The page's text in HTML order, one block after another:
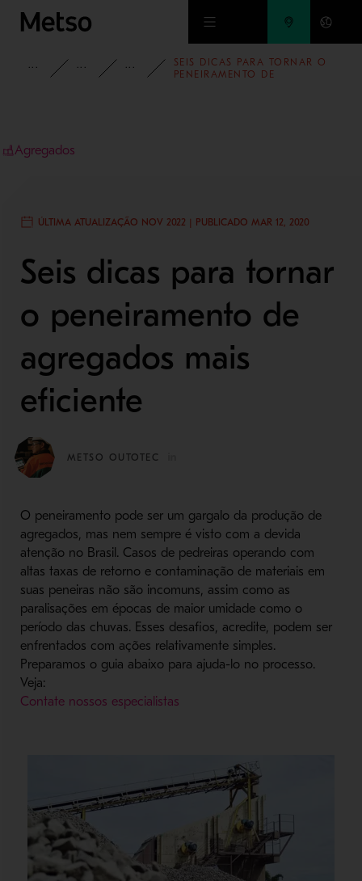
Ir para o conteúdo principal
INSIGHTSBLOG BLOG - AGREGADOS
SEIS DICAS PARA TORNAR O
PENEIRAMENTO DE
Agregados
ÚLTIMA ATUALIZAÇÃO NOV 2022 | PUBLICADO MAR 12, 2020
Seis dicas para tornar
o peneiramento de
agregados mais
eficiente
METSO OUTOTEC
O peneiramento pode ser um gargalo da produção de
agregados, mas nem sempre é visto com a devida
atenção no Brasil. Casos de pedreiras operando com
altas taxas de retorno e contaminação de materiais em
suas peneiras não são incomuns, assim como as
paralisações em épocas de maior umidade como o
período das chuvas. Esses desafios, acredite, podem ser
enfrentados com ações relativamente simples.
Preparamos o guia abaixo para ajuda-lo no processo.
Veja:
Contate nossos especialistas